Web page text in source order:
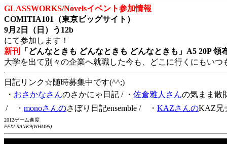
GLASSWORKS/Novelsイベント参加情報
COMITIA101（東京ビッグサイト）
9月2日（日）う12b
にて参加します！
新刊
「どんなときも どんなときも どんなときも」A5 20P 領
大学を出て別々の企業へ就職した今も、どこに行くにもい
日記リンク☆随時募集中です(^^;)
・ おさかなさんのさかにゃ日記 / ・ 佐倉雅人さんの気まま散
/ ・ monoさんのさぼり日記ensemble / ・ KAZさんのKAZ兄
2012ゲーム進度
FFXI:RANK9(WHM95)